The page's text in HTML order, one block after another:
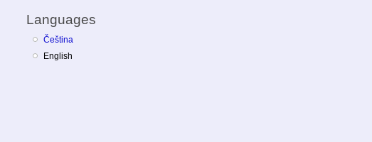
Languages
Čeština
English